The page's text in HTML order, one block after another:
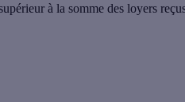
à la somme des loyers